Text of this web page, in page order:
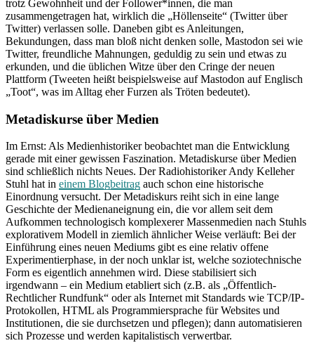
trotz Gewohnheit und der Follower*innen, die man
zusammengetragen hat, wirklich die „Höllenseite“ (Twitter über
Twitter) verlassen solle. Daneben gibt es Anleitungen,
Bekundungen, dass man bloß nicht denken solle, Mastodon sei wie
Twitter, freundliche Mahnungen, geduldig zu sein und etwas zu
erkunden, und die üblichen Witze über den Cringe der neuen
Plattform (Tweeten heißt beispielsweise auf Mastodon auf Englisch
„Toot“, was im Alltag eher Furzen als Tröten bedeutet).
Metadiskurse über Medien
Im Ernst: Als Medienhistoriker beobachtet man die Entwicklung
gerade mit einer gewissen Faszination. Metadiskurse über Medien
sind schließlich nichts Neues. Der Radiohistoriker Andy Kelleher
Stuhl hat in einem Blogbeitrag auch schon eine historische
Einordnung versucht. Der Metadiskurs reiht sich in eine lange
Geschichte der Medienaneignung ein, die vor allem seit dem
Aufkommen technologisch komplexerer Massenmedien nach Stuhls
explorativem Modell in ziemlich ähnlicher Weise verläuft: Bei der
Einführung eines neuen Mediums gibt es eine relativ offene
Experimentierphase, in der noch unklar ist, welche soziotechnische
Form es eigentlich annehmen wird. Diese stabilisiert sich
irgendwann – ein Medium etabliert sich (z.B. als „Öffentlich-
Rechtlicher Rundfunk“ oder als Internet mit Standards wie TCP/IP-
Protokollen, HTML als Programmiersprache für Websites und
Institutionen, die sie durchsetzen und pflegen); dann automatisieren
sich Prozesse und werden kapitalistisch verwertbar.